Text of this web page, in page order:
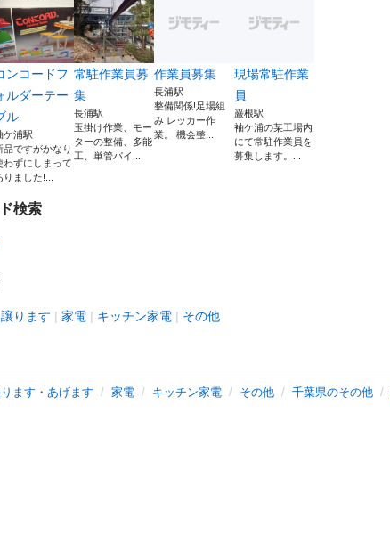
ンコードフ
ルダーテー
ル
ケ浦駅
品ですがかなり
わずにしまって
りました!...
常駐作業員募
集
長浦駅
玉掛け作業、モー
ターの整備、多能
工、単管パイ...
作業員募集
長浦駅
整備関係!足場組
み レッカー作
業。 機会整...
現場常駐作業
員
巌根駅
袖ケ浦の某工場内
にて常駐作業員を
募集します。...
検索
ります 家電 キッチン家電 その他
ます・あげます 家電 キッチン家電 その他 千葉県のその他